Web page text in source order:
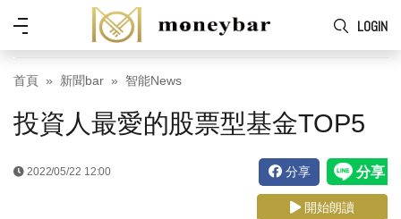
Skip to main content
LOGIN
功
能
表
首頁 新聞bar 智能News
投資人最愛的股票型基金TOP5
2022/05/22 12:00 分享
開始朗讀